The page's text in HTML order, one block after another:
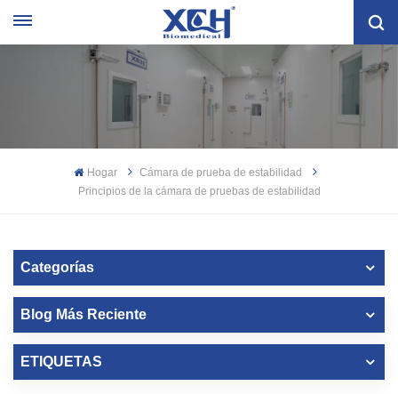
Hogar
Cámara de prueba de estabilidad
Principios de la cámara de pruebas de estabilidad
Categorías
Blog Más Reciente
ETIQUETAS